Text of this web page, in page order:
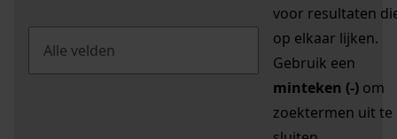
voor resultaten
op elkaar lijken.
Gebruik een
minteken (-) om
zoektermen uit te